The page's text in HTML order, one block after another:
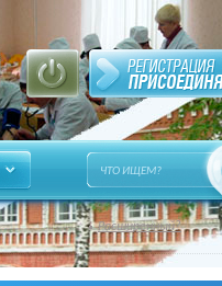
Расширенный?